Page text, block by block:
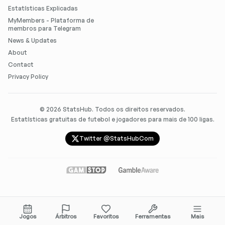
Estatísticas Explicadas
MyMembers - Plataforma de
membros para Telegram
News & Updates
About
Contact
Privacy Policy
© 2026 StatsHub. Todos os direitos reservados.
Estatísticas gratuitas de futebol e jogadores para mais de 100 ligas.
Twitter @StatsHubCom
Jogos Árbitros Favoritos Ferramentas Mais